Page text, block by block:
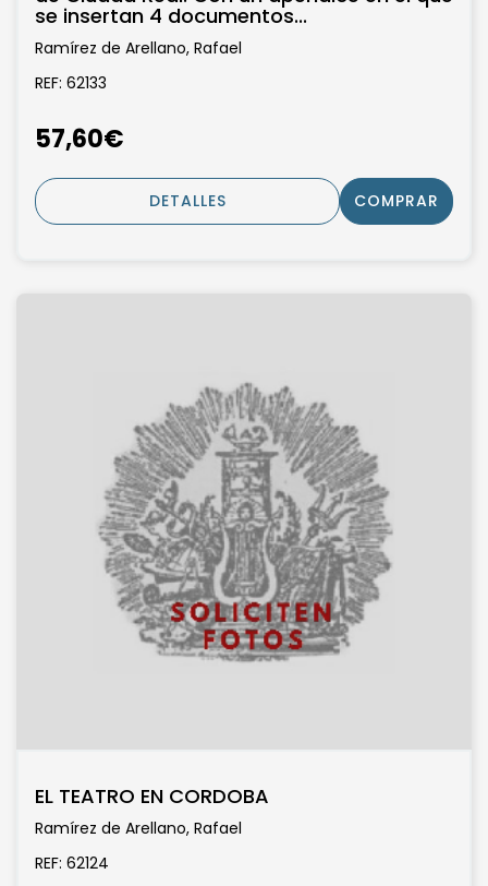
se insertan 4 documentos...
Ramírez de Arellano, Rafael
REF: 62133
57,60€
DETALLES COMPRAR
EL TEATRO EN CORDOBA
Ramírez de Arellano, Rafael
REF: 62124